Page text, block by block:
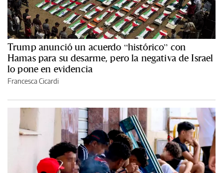
Trump anunció un acuerdo “histórico” con
Hamas para su desarme, pero la negativa de Israel
lo pone en evidencia
Francesca Cicardi